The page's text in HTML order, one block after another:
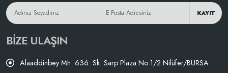
KAYIT
BIZE ULAŞIN
Alaaddinbey Mh. 636. Sk. Sarp Plaza No:1/2 Nilüfer/BURSA